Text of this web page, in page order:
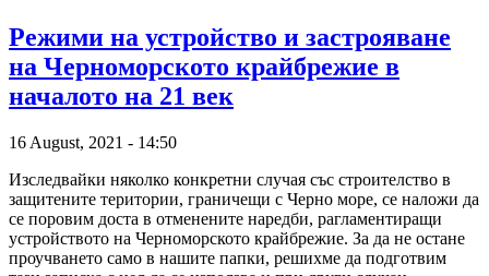
Режими на устройство и застрояване
на Черноморското крайбрежие в
началото на 21 век
16 August, 2021 - 14:50
Изследвайки няколко конкретни случая със строителство в
защитените територии, граничещи с Черно море, се наложи да
се поровим доста в отменените наредби, рагламентиращи
устройството на Черноморското крайбрежие. За да не остане
проучването само в нашите папки, решихме да подготвим